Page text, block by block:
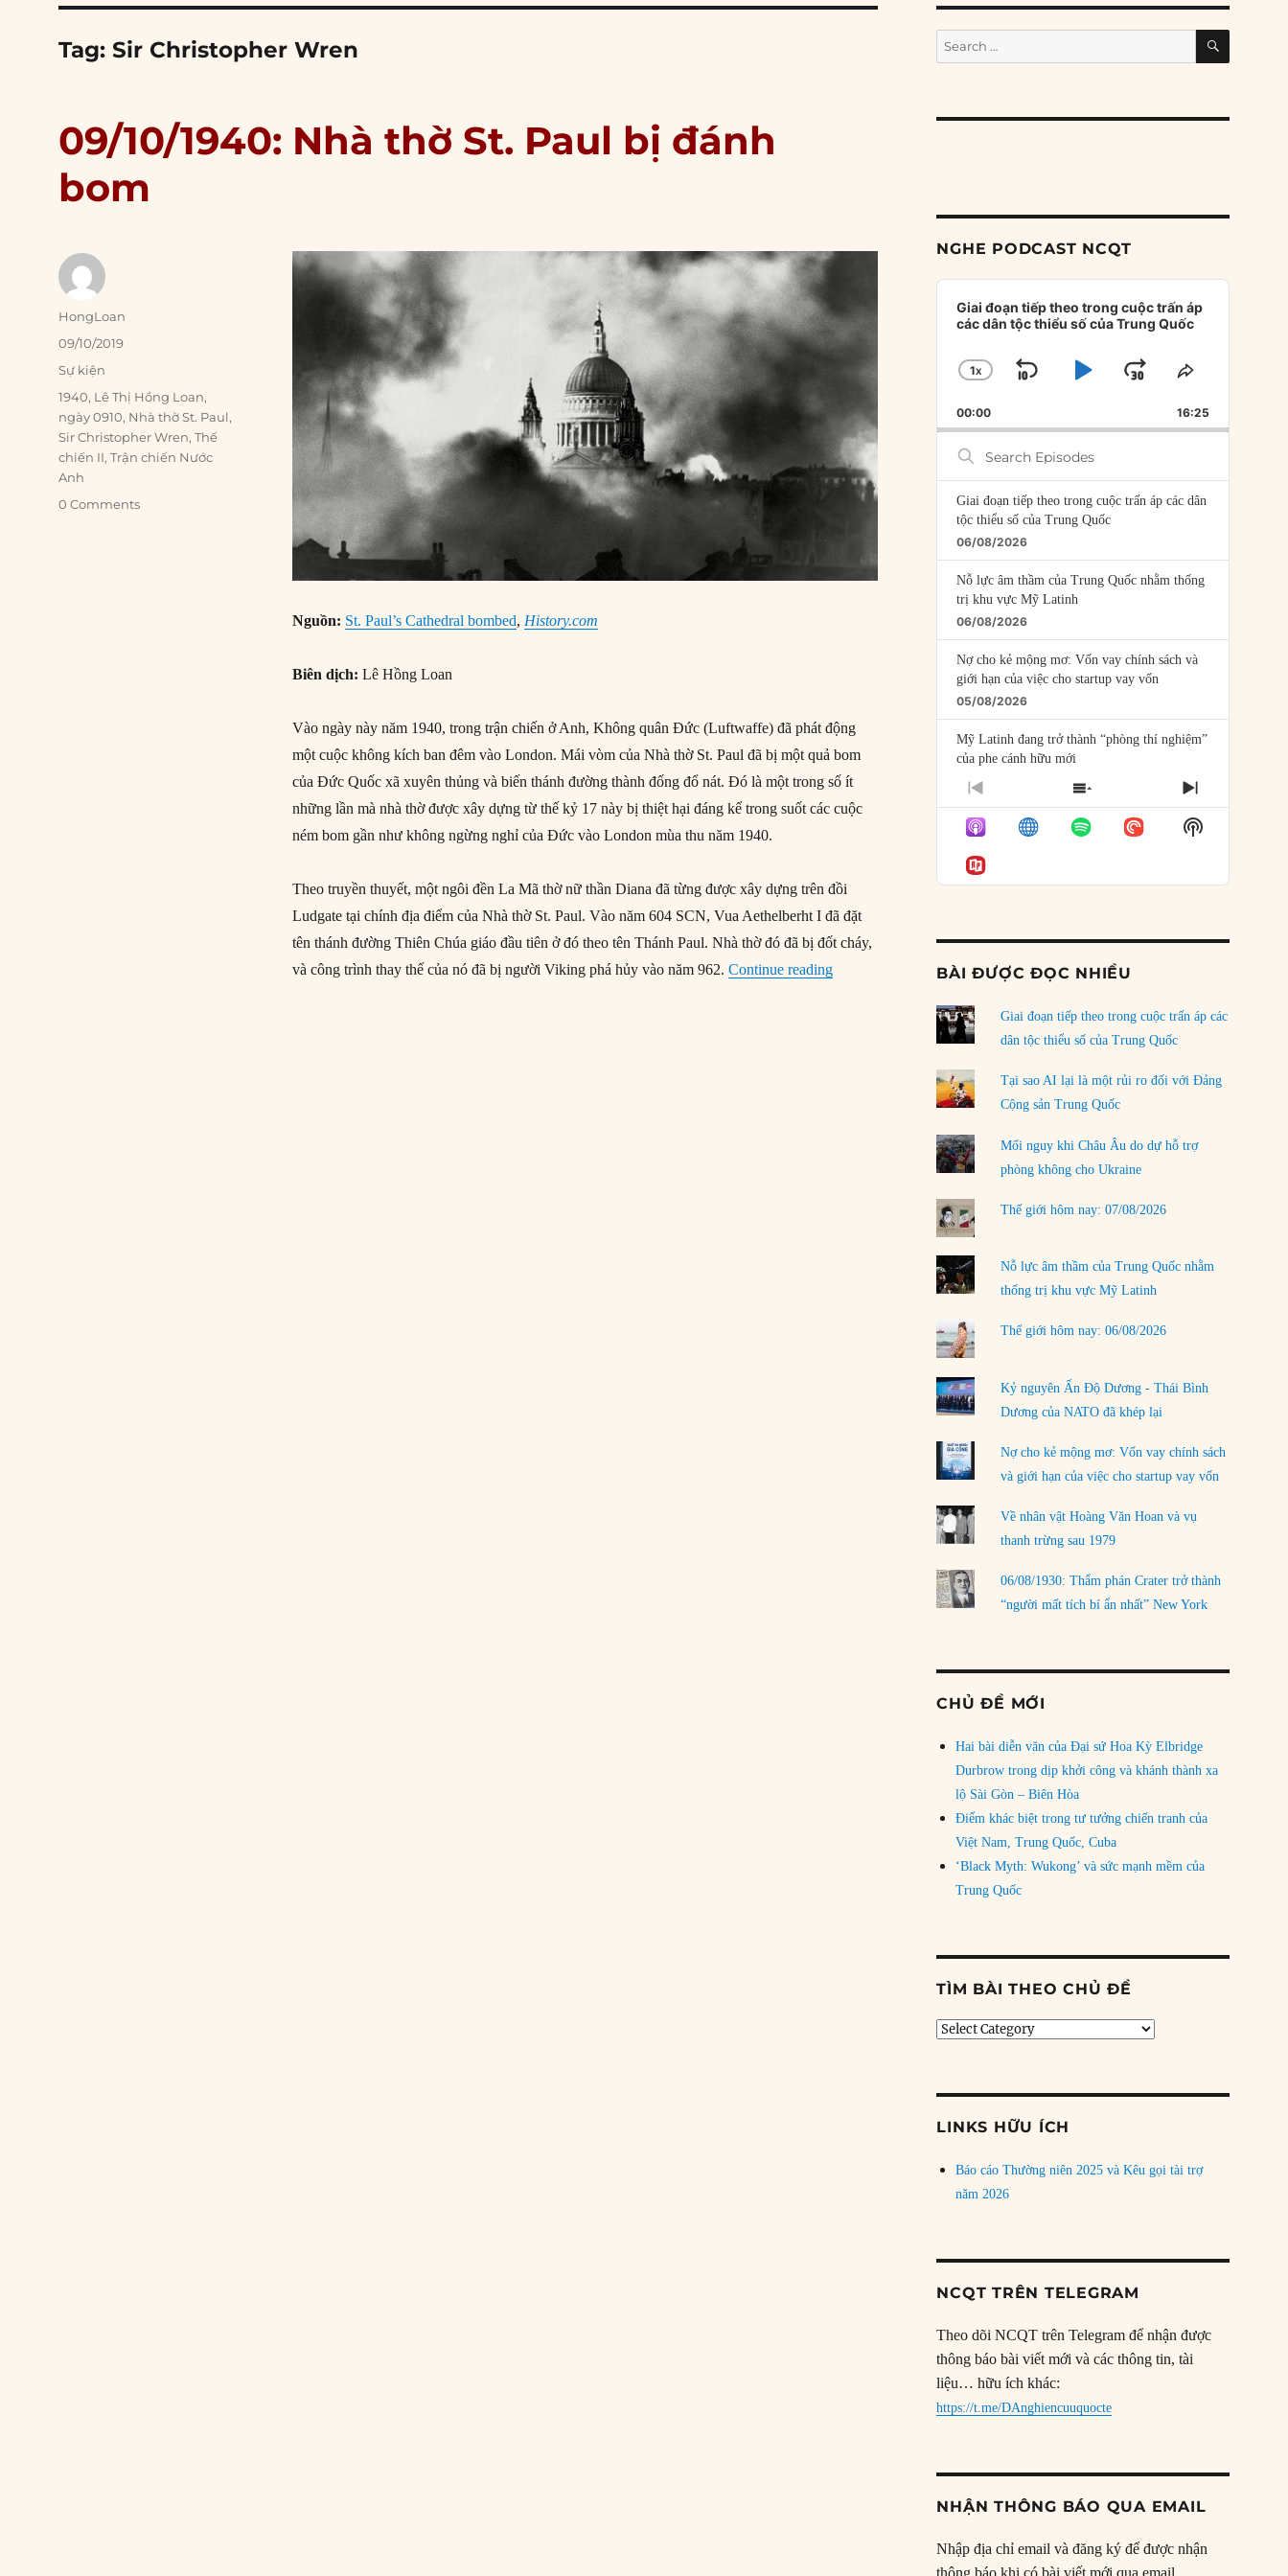
Tag:Sir Christopher Wren
09/10/1940: Nhà thờ St. Paul bị đánh
bom
Nguồn: St. Paul’s Cathedral bombed, History.com
Biên dịch: Lê Hồng Loan
Vào ngày này năm 1940, trong trận chiến ở Anh, Không quân Đức (Luftwaffe) đã phát động
một cuộc không kích ban đêm vào London. Mái vòm của Nhà thờ St. Paul đã bị một quả bom
của Đức Quốc xã xuyên thủng và biến thánh đường thành đống đổ nát. Đó là một trong số ít
những lần mà nhà thờ được xây dựng từ thế kỷ 17 này bị thiệt hại đáng kể trong suốt các cuộc
ném bom gần như không ngừng nghỉ của Đức vào London mùa thu năm 1940.
Theo truyền thuyết, một ngôi đền La Mã thờ nữ thần Diana đã từng được xây dựng trên đồi
Ludgate tại chính địa điểm của Nhà thờ St. Paul. Vào năm 604 SCN, Vua Aethelberht I đã đặt
tên thánh đường Thiên Chúa giáo đầu tiên ở đó theo tên Thánh Paul. Nhà thờ đó đã bị đốt cháy,
và công trình thay thế của nó đã bị người Viking phá hủy vào năm 962.Continue reading“09/10/1940: Nhà thờ St. Paul bị đánh bom”
Author
HongLoan
Posted
09/10/2019
Categories
Sự kiện
Tags
1940, Lê Thị Hồng Loan,
ngày 0910, Nhà thờ St. Paul,
Sir Christopher Wren,Thế
chiến II,Trận chiến Nước
Anh
0 Comments
Search
for:
SEARCH
NGHE PODCAST NCQT
Audio
Player
Giai đoạn tiếp theo trong cuộc trấn áp
các dân tộc thiểu số của Trung Quốc
CHANGE
RATE
1X
SKIP
BACKWARD
PLAYJUMP
FORWARD
SHARE
EPISODE
00:00 16:25
Search
Episodes
Giai đoạn tiếp theo trong cuộc trấn áp các dân
tộc thiểu số của Trung Quốc
06/08/2026
Nỗ lực âm thầm của Trung Quốc nhằm thống
trị khu vực Mỹ Latinh
06/08/2026
Nợ cho kẻ mộng mơ: Vốn vay chính sách và
giới hạn của việc cho startup vay vốn
05/08/2026
Mỹ Latinh đang trở thành “phòng thí nghiệm”
của phe cánh hữu mới
04/08/2026
Tại sao Trung Quốc phủ nhận cuộc gặp với
Ngoại trưởng Nhật Bản?
04/08/2026
03/08/2026
Đặt cược vào thất bại: Các quỹ đầu tư mạo
rủi ro
02/08/2026
Làm thế nào để kết thúc Chiến tranh Iran?
01/08/2026
Chiến lược kế tiếp của Bắc Kinh ở Biển Đông
31/07/2026
Trật tự thế giới mới: Các nước nhỏ sẽ luôn
phải chịu đựng?
30/07/2026
LOAD MORE
PREVIOUS
EPISODE
SHOW
EPISODES
LIST
NEXT
EPISODE
Show
Podcast
BÀI ĐƯỢC ĐỌC NHIỀU
Giai đoạn tiếp theo trong cuộc trấn áp các
dân tộc thiểu số của Trung Quốc
Tại sao AI lại là một rủi ro đối với Đảng
Cộng sản Trung Quốc
Mối nguy khi Châu Âu do dự hỗ trợ
phòng không cho Ukraine
Thế giới hôm nay: 07/08/2026
Nỗ lực âm thầm của Trung Quốc nhằm
thống trị khu vực Mỹ Latinh
Thế giới hôm nay: 06/08/2026
Kỷ nguyên Ấn Độ Dương - Thái Bình
Dương của NATO đã khép lại
Nợ cho kẻ mộng mơ: Vốn vay chính sách
và giới hạn của việc cho startup vay vốn
Về nhân vật Hoàng Văn Hoan và vụ
thanh trừng sau 1979
06/08/1930: Thẩm phán Crater trở thành
“người mất tích bí ẩn nhất” New York
CHỦ ĐỀ MỚI
Hai bài diễn văn của Đại sứ Hoa Kỳ Elbridge
Durbrow trong dịp khởi công và khánh thành xa
lộ Sài Gòn – Biên Hòa
Điểm khác biệt trong tư tưởng chiến tranh của
Việt Nam, Trung Quốc, Cuba
‘Black Myth: Wukong’ và sức mạnh mềm của
Trung Quốc
TÌM BÀI THEO CHỦ ĐỀ
Tìm
LINKS HỮU ÍCH
Báo cáo Thường niên 2025 và Kêu gọi tài trợ
năm 2026
NCQT TRÊN TELEGRAM
Theo dõi NCQT trên Telegram để nhận được
thông báo bài viết mới và các thông tin, tài
liệu… hữu ích khác:
https://t.me/DAnghiencuuquocte
NHẬN THÔNG BÁO QUA EMAIL
Nhập địa chỉ email và đăng ký để được nhận